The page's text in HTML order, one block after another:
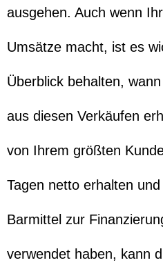
ausgehen. Auch wenn
Umsätze macht, ist es
Überblick behalten,
aus diesen Verkäufen
von Ihrem größten
Tagen netto erhalten
Barmittel zur
verwendet haben, kann